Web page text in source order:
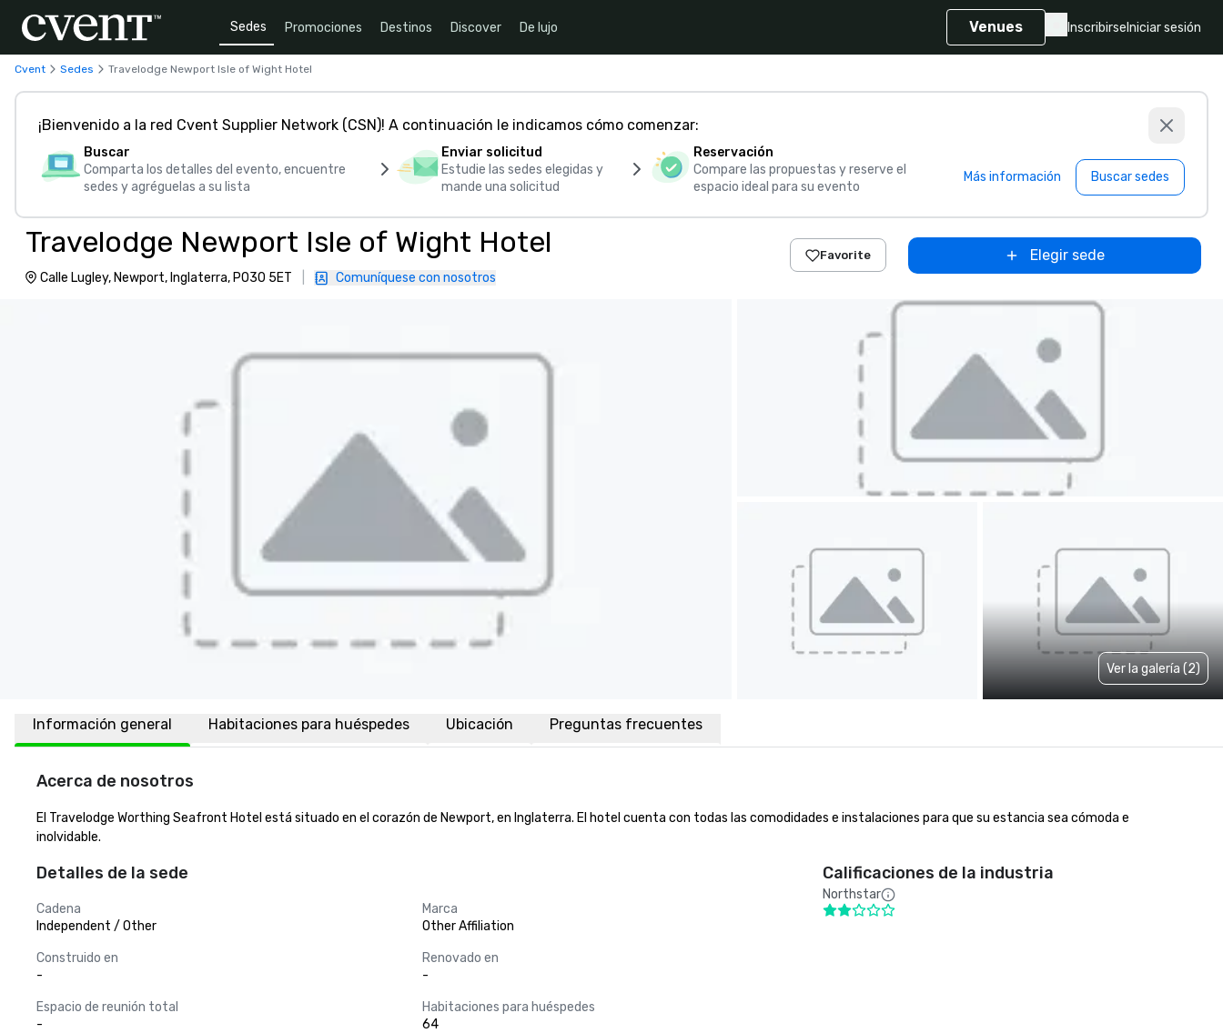
Sedes Promociones Destinos Discover De lujo Venues Inscribirse Iniciar sesión
Cvent Sedes Travelodge Newport Isle of Wight Hotel
¡Bienvenido a la red Cvent Supplier Network (CSN)! A continuación le indicamos cómo comenzar:
Buscar
Comparta los detalles del evento, encuentre
sedes y agréguelas a su lista
Enviar solicitud
Estudie las sedes elegidas y
mande una solicitud
Reservación
Compare las propuestas y reserve el
espacio ideal para su evento
Más información Buscar sedes
Travelodge Newport Isle of Wight Hotel
Calle Lugley, Newport, Inglaterra, PO30 5ET Comuníquese con nosotros
Favorite Elegir sede
Ver la galería (2)
Información general Habitaciones para huéspedes Ubicación Preguntas frecuentes
Acerca de nosotros
El Travelodge Worthing Seafront Hotel está situado en el corazón de Newport, en Inglaterra. El hotel cuenta con todas las comodidades e instalaciones para que su estancia sea cómoda e
inolvidable.
Detalles de la sede
Cadena
Independent / Other
Marca
Other Affiliation
Construido en
-
Renovado en
-
Espacio de reunión total
-
Habitaciones para huéspedes
64
Calificaciones de la industria
Northstar